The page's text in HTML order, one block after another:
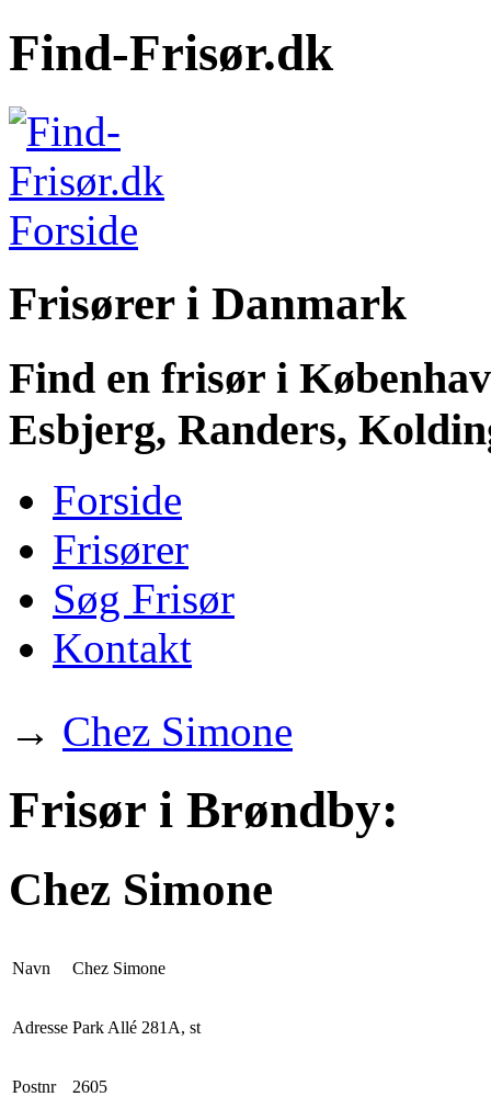
Find-Frisør.dk
Frisører i Danmark
Find en frisør i
Esbjerg, Randers,
Forside
Frisører
Søg Frisør
Kontakt
→ Chez Simone
Frisør i Brøndby:
Chez Simone
Navn Chez Simone
Adresse Park Allé 281A, st
Postnr 2605